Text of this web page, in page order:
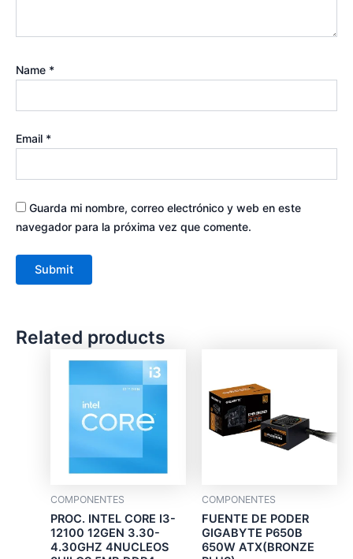
Name *
Email *
Guarda mi nombre, correo electrónico y web en este
navegador para la próxima vez que comente.
Related products
COMPONENTES
PROC. INTEL CORE I3-
12100 12GEN 3.30-
4.30GHZ 4NUCLEOS
COMPONENTES
FUENTE DE PODER
GIGABYTE P650B
650W ATX(BRONZE